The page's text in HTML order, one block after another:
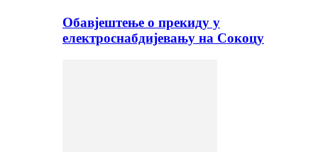
Обавјештење о прекиду у
електроснабдијевању на Сокоцу